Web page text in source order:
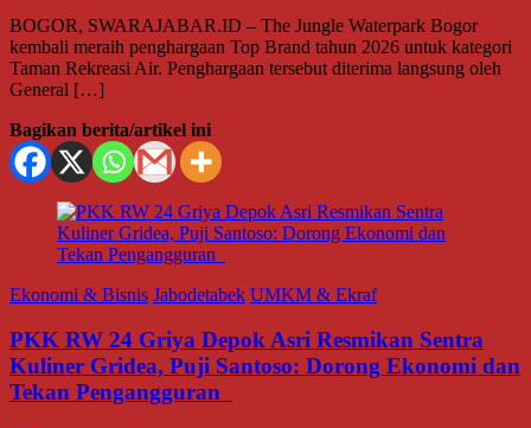
BOGOR, SWARAJABAR.ID – The Jungle Waterpark Bogor
kembali meraih penghargaan Top Brand tahun 2026 untuk kategori
Taman Rekreasi Air. Penghargaan tersebut diterima langsung oleh
General […]
Bagikan berita/artikel ini
Ekonomi & Bisnis Jabodetabek UMKM & Ekraf
PKK RW 24 Griya Depok Asri Resmikan Sentra
Kuliner Gridea, Puji Santoso: Dorong Ekonomi dan
Tekan Pengangguran